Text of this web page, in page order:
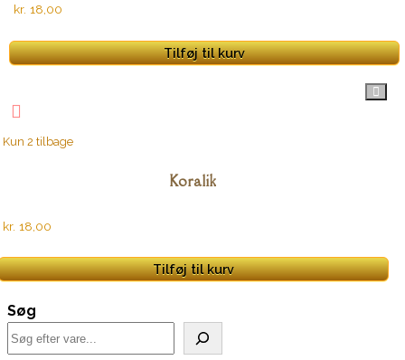
kr. 18,00
Tilføj til kurv
Kun 2 tilbage
Koralik
kr. 18,00
Tilføj til kurv
Søg